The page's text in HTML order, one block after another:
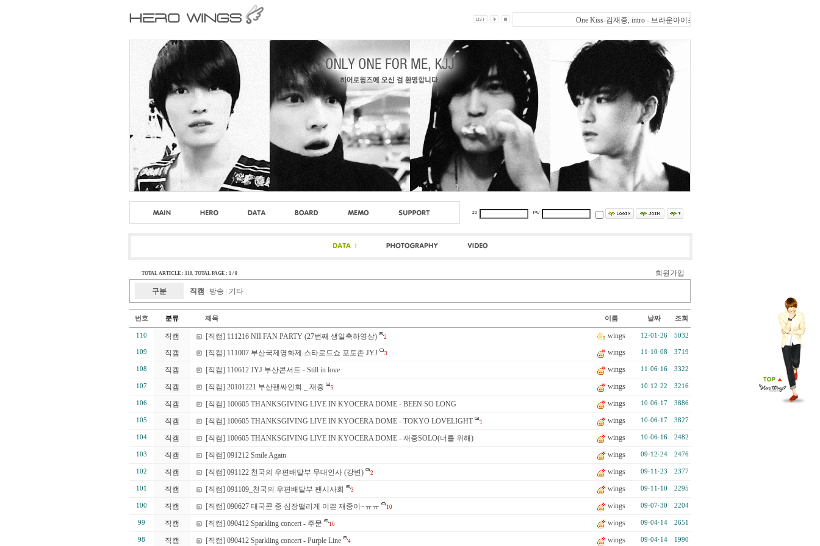
One Kiss-김재중, intro - 브라운아이즈 , 바램 - Click-B, 지켜줄께 - 김재중(보
TOTAL ARTICLE : 110, TOTAL PAGE : 1 / 8 회원가입
구분 직캠 방송 기타
번호 분류 제목 이름 날짜 조회
110 직캠 [직캠] 111216 NII FAN PARTY (27번째 생일축하영상) 2 wings 12·01·26 5032
109 직캠 [직캠] 111007 부산국제영화제 스타로드쇼 포토존 JYJ 3 wings 11·10·08 3719
108 직캠 [직캠] 110612 JYJ 부산콘서트 - Still in love wings 11·06·16 3322
107 직캠 [직캠] 20101221 부산팬싸인회 _ 재중 5 wings 10·12·22 3216
106 직캠 [직캠] 100605 THANKSGIVING LIVE IN KYOCERA DOME - BEEN SO LONG wings 10·06·17 3886
105 직캠 [직캠] 100605 THANKSGIVING LIVE IN KYOCERA DOME - TOKYO LOVELIGHT 1 wings 10·06·17 3827
104 직캠 [직캠] 100605 THANKSGIVING LIVE IN KYOCERA DOME - 재중SOLO(너를 위해) wings 10·06·16 2482
103 직캠 [직캠] 091212 Smile Again wings 09·12·24 2476
102 직캠 [직캠] 091122 천국의 우편배달부 무대인사 (강변) 2 wings 09·11·23 2377
101 직캠 [직캠] 091109_천국의 우편배달부 팬시사회 3 wings 09·11·10 2295
100 직캠 [직캠] 090627 태국콘 중 심장떨리게 이쁜 재중이~ㅠㅠ 10 wings 09·07·30 2204
99 직캠 [직캠] 090412 Sparkling concert - 주문 10 wings 09·04·14 2651
98 직캠 [직캠] 090412 Sparkling concert - Purple Line 4 wings 09·04·14 1990